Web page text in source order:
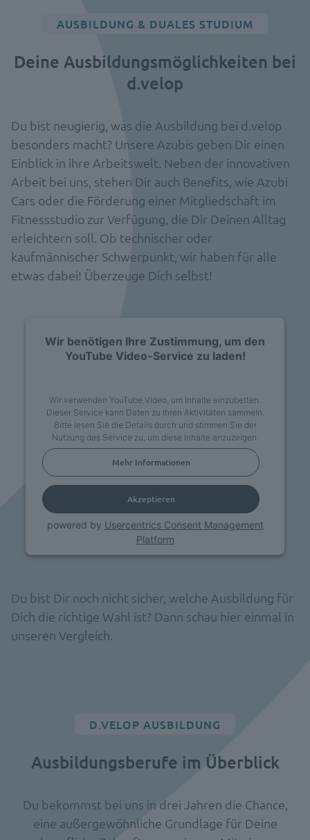
AUSBILDUNG & DUALES STUDIUM
Deine Ausbildungsmöglichkeiten bei
d.velop
Du bist neugierig, was die Ausbildung bei d.velop
besonders macht? Unsere Azubis geben Dir einen
Einblick in ihre Arbeitswelt. Neben der innovativen
Arbeit bei uns, stehen Dir auch Benefits, wie Azubi
Cars oder die Förderung einer Mitgliedschaft im
Fitnessstudio zur Verfügung, die Dir Deinen Alltag
erleichtern soll. Ob technischer oder
kaufmännischer Schwerpunkt, wir haben für alle
etwas dabei! Überzeuge Dich selbst!
Wir benötigen Ihre Zustimmung, um den
YouTube Video-Service zu laden!
Wir verwenden YouTube Video, um Inhalte einzubetten.
Dieser Service kann Daten zu Ihren Aktivitäten sammeln.
Bitte lesen Sie die Details durch und stimmen Sie der
Nutzung des Service zu, um diese Inhalte anzuzeigen.
Mehr Informationen
Akzeptieren
powered by Usercentrics Consent Management
Platform
Du bist Dir noch nicht sicher, welche Ausbildung für
Dich die richtige Wahl ist? Dann schau hier einmal in
unseren Vergleich.
D.VELOP AUSBILDUNG
Ausbildungsberufe im Überblick
Du bekommst bei uns in drei Jahren die Chance,
eine außergewöhnliche Grundlage für Deine